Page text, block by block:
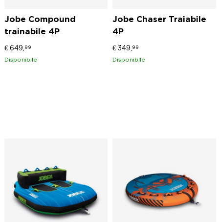
Jobe Compound
trainabile 4P
€ 649, 99
Disponibile
Jobe Chaser Traiabile
4P
€ 349, 99
Disponibile